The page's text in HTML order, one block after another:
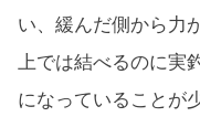
い、緩んだ側から力
上では結べるのに実
になっていることが